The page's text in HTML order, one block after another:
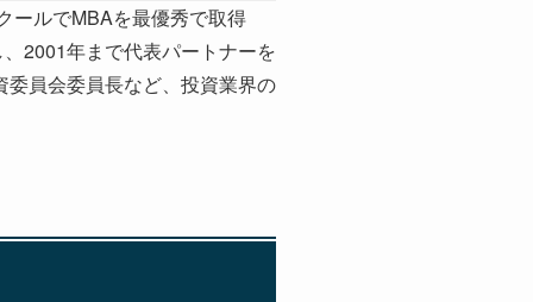
ールでMBAを最優秀で取得
2001年まで代表パートナーを
員会委員長など、投資業界の